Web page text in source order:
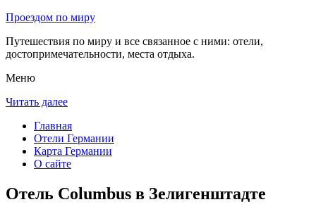
Проездом по миру
Путешествия по миру и все связанное с ними: отели,
достопримечательности, места отдыха.
Меню
Читать далее
Главная
Отели Германии
Карта Германии
О сайте
Отель Columbus в Зелигенштадте